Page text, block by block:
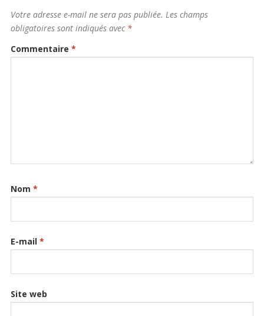
Votre adresse e-mail ne sera pas publiée. Les champs
obligatoires sont indiqués avec *
Commentaire *
Nom *
E-mail *
Site web